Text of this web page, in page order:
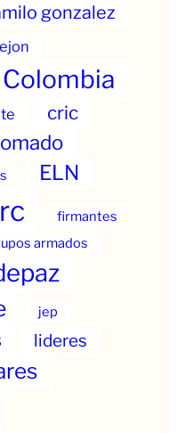
gonzalez
Colombia
cric
ELN
firmantes
armados
jep
lideres